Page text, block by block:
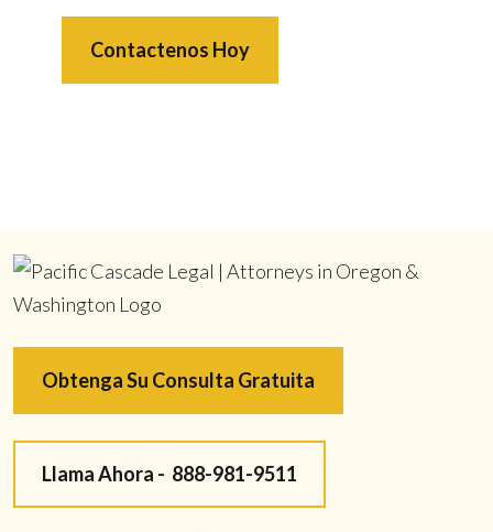
Contactenos Hoy
Obtenga Su Consulta Gratuita
Llama Ahora - 888-981-9511